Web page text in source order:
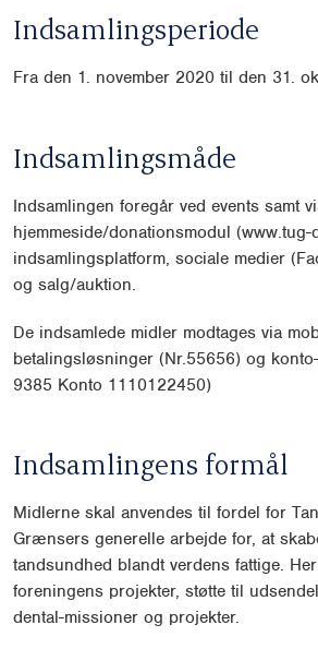
Indsamlingsperiode
Fra den 1. november 2020 til den 31.
Indsamlingsmåde
Indsamlingen foregår ved events samt
hjemmeside/donationsmodul
indsamlingsplatform, sociale medier
og salg/auktion.
De indsamlede midler modtages via
betalingsløsninger (Nr.55656) og
9385 Konto 1110122450)
Indsamlingens formål
Midlerne skal anvendes til fordel for
Grænsers generelle arbejde for, at
tandsundhed blandt verdens fattige.
foreningens projekter, støtte til
dental-missioner og projekter.